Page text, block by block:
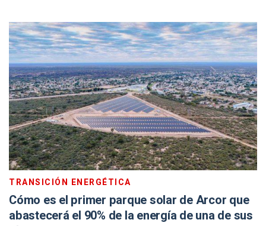
TRANSICIÓN ENERGÉTICA
Cómo es el primer parque solar de Arcor que
abastecerá el 90% de la energía de una de sus